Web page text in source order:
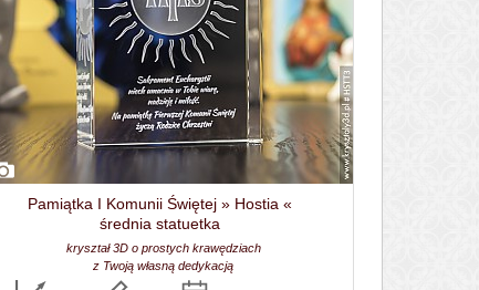
Pamiątka I Komunii Świętej » Hostia «
średnia statuetka
kryształ 3D o prostych krawędziach
z Twoją własną dedykacją